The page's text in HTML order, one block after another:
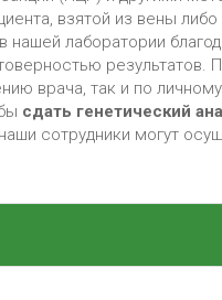
взятой из вены
в нашей лаборатории
результатов.
врача, так и по
сдать генетический
сотрудники могут